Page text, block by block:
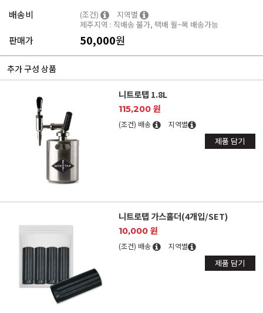
배송비 (조건)
지역별
제주지역 : 직배송 불가, 택배 월~목 배송가능
판매가 50,000원
추가 구성 상품
니트로탭 1.8L
115,200 원
(조건) 배송 지역별
제품 담기
니트로탭 가스홀더(4개입/SET)
10,000 원
(조건) 배송 지역별
제품 담기